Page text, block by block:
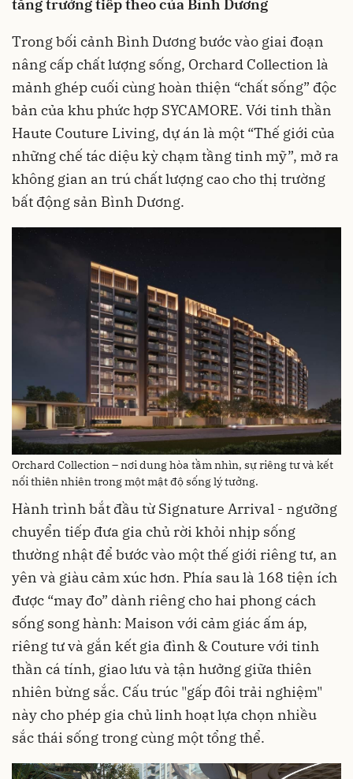
tăng trưởng tiếp theo của Bình Dương
Trong bối cảnh Bình Dương bước vào giai đoạn
nâng cấp chất lượng sống, Orchard Collection là
mảnh ghép cuối cùng hoàn thiện “chất sống” độc
bản của khu phức hợp SYCAMORE. Với tinh thần
Haute Couture Living, dự án là một “Thế giới của
những chế tác diệu kỳ chạm tầng tinh mỹ”, mở ra
không gian an trú chất lượng cao cho thị trường
bất động sản Bình Dương.
Orchard Collection – nơi dung hòa tầm nhìn, sự riêng tư và kết
nối thiên nhiên trong một mật độ sống lý tưởng.
Hành trình bắt đầu từ Signature Arrival - ngưỡng
chuyển tiếp đưa gia chủ rời khỏi nhịp sống
thường nhật để bước vào một thế giới riêng tư, an
yên và giàu cảm xúc hơn. Phía sau là 168 tiện ích
được “may đo” dành riêng cho hai phong cách
sống song hành: Maison với cảm giác ấm áp,
riêng tư và gắn kết gia đình & Couture với tinh
thần cá tính, giao lưu và tận hưởng giữa thiên
nhiên bừng sắc. Cấu trúc "gấp đôi trải nghiệm"
này cho phép gia chủ linh hoạt lựa chọn nhiều
sắc thái sống trong cùng một tổng thể.